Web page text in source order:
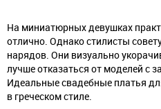
На миниатюрных девушках
отлично. Однако стилисты
нарядов. Они визуально
лучше отказаться от моделей с
Идеальные свадебные платья
в греческом стиле.